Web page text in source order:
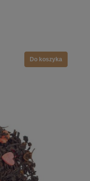
Do koszyka